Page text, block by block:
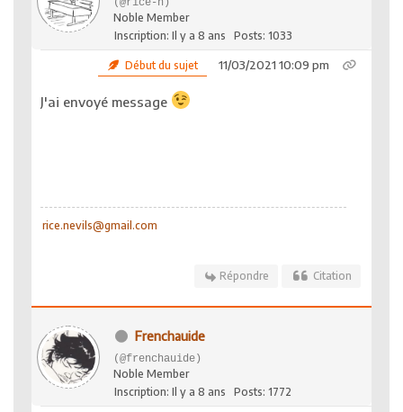
Noble Member
Inscription: Il y a 8 ans
Posts: 1033
Début du sujet 11/03/2021 10:09 pm
J'ai envoyé message
rice.nevils@gmail.com
Répondre Citation
Frenchauide
(@frenchauide)
Noble Member
Inscription: Il y a 8 ans
Posts: 1772